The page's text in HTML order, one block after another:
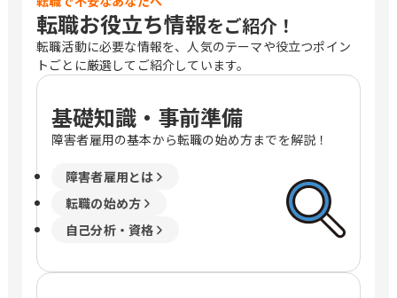
転職お役立ち情報をご紹介！
転職活動に必要な情報を、人気のテーマや役立つポイン
トごとに厳選してご紹介しています。
基礎知識・事前準備
障害者雇用の基本から転職の始め方までを解説！
障害者雇用とは
転職の始め方
自己分析・資格